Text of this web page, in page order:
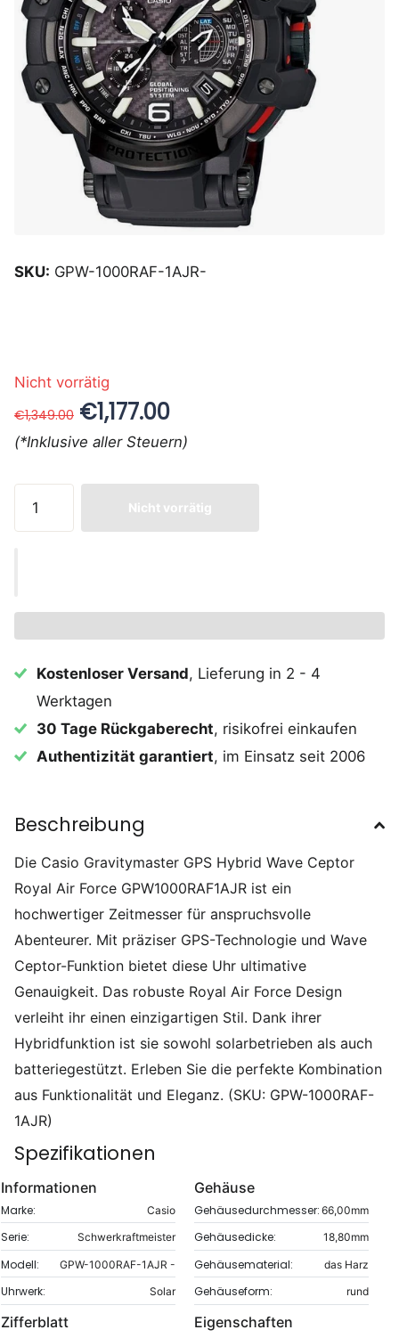
SKU: GPW-1000RAF-1AJR-
Nicht vorrätig
€1,349.00 €1,177.00
(*Inklusive aller Steuern)
Nicht vorrätig
Kostenloser Versand, Lieferung in 2 - 4
Werktagen
30 Tage Rückgaberecht, risikofrei einkaufen
Authentizität garantiert, im Einsatz seit 2006
Beschreibung
Die Casio Gravitymaster GPS Hybrid Wave Ceptor
Royal Air Force GPW1000RAF1AJR ist ein
hochwertiger Zeitmesser für anspruchsvolle
Abenteurer. Mit präziser GPS-Technologie und Wave
Ceptor-Funktion bietet diese Uhr ultimative
Genauigkeit. Das robuste Royal Air Force Design
verleiht ihr einen einzigartigen Stil. Dank ihrer
Hybridfunktion ist sie sowohl solarbetrieben als auch
batteriegestützt. Erleben Sie die perfekte Kombination
aus Funktionalität und Eleganz. (SKU: GPW-1000RAF-
1AJR)
Spezifikationen
Informationen
Marke: Casio
Serie: Schwerkraftmeister
Modell: GPW-1000RAF-1AJR -
Uhrwerk: Solar
Gehäuse
Gehäusedurchmesser: 66,00mm
Gehäusedicke: 18,80mm
Gehäusematerial: das Harz
Gehäuseform: rund
Zifferblatt Eigenschaften